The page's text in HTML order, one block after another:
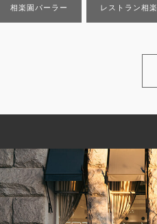
相楽園パーラー レストラン相楽